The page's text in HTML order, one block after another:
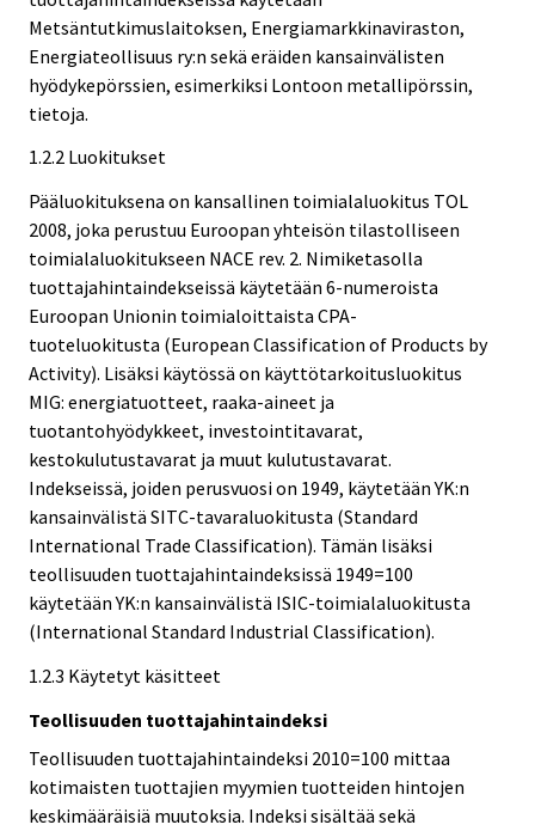
Metsäntutkimuslaitoksen, Energiamarkkinaviraston,
Energiateollisuus ry:n sekä eräiden kansainvälisten
hyödykepörssien, esimerkiksi Lontoon metallipörssin,
tietoja.
1.2.2 Luokitukset
Pääluokituksena on kansallinen toimialaluokitus TOL
2008, joka perustuu Euroopan yhteisön tilastolliseen
toimialaluokitukseen NACE rev. 2. Nimiketasolla
tuottajahintaindekseissä käytetään 6-numeroista
Euroopan Unionin toimialoittaista CPA-
tuoteluokitusta (European Classification of Products by
Activity). Lisäksi käytössä on käyttötarkoitusluokitus
MIG: energiatuotteet, raaka-aineet ja
tuotantohyödykkeet, investointitavarat,
kestokulutustavarat ja muut kulutustavarat.
Indekseissä, joiden perusvuosi on 1949, käytetään YK:n
kansainvälistä SITC-tavaraluokitusta (Standard
International Trade Classification). Tämän lisäksi
teollisuuden tuottajahintaindeksissä 1949=100
käytetään YK:n kansainvälistä ISIC-toimialaluokitusta
(International Standard Industrial Classification).
1.2.3 Käytetyt käsitteet
Teollisuuden tuottajahintaindeksi
Teollisuuden tuottajahintaindeksi 2010=100 mittaa
kotimaisten tuottajien myymien tuotteiden hintojen
keskimääräisiä muutoksia. Indeksi sisältää sekä